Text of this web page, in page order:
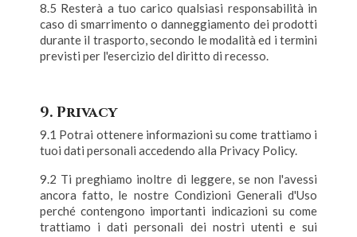
8.5 Resterà a tuo carico qualsiasi responsabilità in
caso di smarrimento o danneggiamento dei prodotti
durante il trasporto, secondo le modalità ed i termini
previsti per l'esercizio del diritto di recesso.
9. Privacy
9.1 Potrai ottenere informazioni su come trattiamo i
tuoi dati personali accedendo alla Privacy Policy.
9.2 Ti preghiamo inoltre di leggere, se non l'avessi
ancora fatto, le nostre Condizioni Generali d'Uso
perché contengono importanti indicazioni su come
trattiamo i dati personali dei nostri utenti e sui